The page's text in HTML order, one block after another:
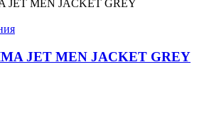
JET MEN JACKET GREY